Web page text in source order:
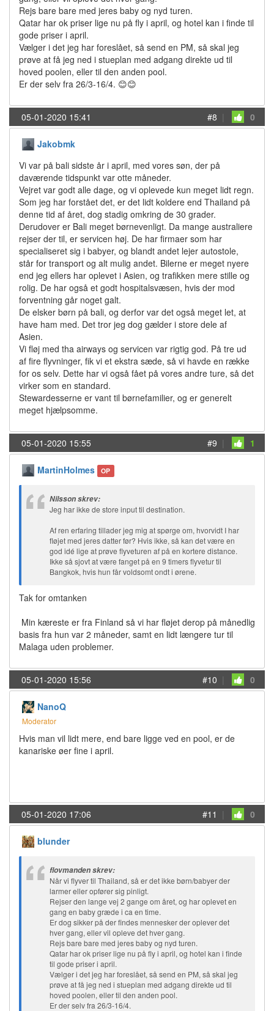
Rejs bare bare med jeres baby og nyd turen.
Qatar har ok priser lige nu på fly i april, og hotel kan i finde til
gode priser i april.
Vælger i det jeg har foreslået, så send en PM, så skal jeg
prøve at få jeg ned i stueplan med adgang direkte ud til
hoved poolen, eller til den anden pool.
Er der selv fra 26/3-16/4. 😊😊
05-01-2020 15:41 #8 | 0
Jakobmk
Vi var på bali sidste år i april, med vores søn, der på
daværende tidspunkt var otte måneder.
Vejret var godt alle dage, og vi oplevede kun meget lidt regn.
Som jeg har forstået det, er det lidt koldere end Thailand på
denne tid af året, dog stadig omkring de 30 grader.
Derudover er Bali meget børnevenligt. Da mange australiere
rejser der til, er servicen høj. De har firmaer som har
specialiseret sig i babyer, og blandt andet lejer autostole,
står for transport og alt mulig andet. Bilerne er meget nyere
end jeg ellers har oplevet i Asien, og trafikken mere stille og
rolig. De har også et godt hospitalsvæsen, hvis der mod
forventning går noget galt.
De elsker børn på bali, og derfor var det også meget let, at
have ham med. Det tror jeg dog gælder i store dele af
Asien.
Vi fløj med tha airways og servicen var rigtig god. På tre ud
af fire flyvninger, fik vi et ekstra sæde, så vi havde en række
for os selv. Dette har vi også fået på vores andre ture, så det
virker som en standard.
Stewardesserne er vant til børnefamilier, og er generelt
meget hjælpsomme.
05-01-2020 15:55 #9 | 1
MartinHolmes OP
Nilsson skrev:
Jeg har ikke de store input til destination.
Af ren erfaring tillader jeg mig at spørge om, hvorvidt I har
fløjet med jeres datter før? Hvis ikke, så kan det være en
god idé lige at prøve flyveturen af på en kortere distance.
Ikke så sjovt at være fanget på en 9 timers flyvetur til
Bangkok, hvis hun får voldsomt ondt i ørene.
Tak for omtanken
Min kæreste er fra Finland så vi har fløjet derop på månedlig
basis fra hun var 2 måneder, samt en lidt længere tur til
Malaga uden problemer.
05-01-2020 15:56 #10 | 0
NanoQ
Moderator
Hvis man vil lidt mere, end bare ligge ved en pool, er de
kanariske øer fine i april.
05-01-2020 17:06 #11 | 0
blunder
flovmanden skrev:
Når vi flyver til Thailand, så er det ikke børn/babyer der
larmer eller opfører sig pinligt.
Rejser den lange vej 2 gange om året, og har oplevet en
gang en baby græde i ca en time.
Er dog sikker på der findes mennesker der oplever det
hver gang, eller vil opleve det hver gang.
Rejs bare bare med jeres baby og nyd turen.
Qatar har ok priser lige nu på fly i april, og hotel kan i finde
til gode priser i april.
Vælger i det jeg har foreslået, så send en PM, så skal jeg
prøve at få jeg ned i stueplan med adgang direkte ud til
hoved poolen, eller til den anden pool.
Er der selv fra 26/3-16/4.